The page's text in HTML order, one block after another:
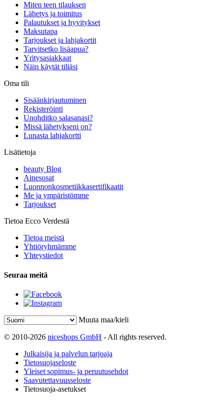
Miten teen tilauksen
Lähetys ja toimitus
Palautukset ja hyvitykset
Maksutapa
Tarjoukset ja lahjakortit
Tarvitsetko lisäapua?
Yritysasiakkaat
Näin käytät tiliäsi
Oma tili
Sisäänkirjautuminen
Rekisteröinti
Unohditko salasanasi?
Missä lähetykseni on?
Lunasta lahjakortti
Lisätietoja
beauty Blog
Ainesosat
Luonnonkosmetiikkasertifikaatit
Me ja ympäristömme
Tarjoukset
Tietoa Ecco Verdestä
Tietoa meistä
Yhtiöryhmämme
Yhteystiedot
Seuraa meitä
Muuta maa/kieli
© 2010-2026 niceshops GmbH - All rights reserved.
Julkaisija ja palvelun tarjoaja
Tietosuojaseloste
Yleiset sopimus- ja peruutusehdot
Saavutettavuusseloste
Tietosuoja-asetukset